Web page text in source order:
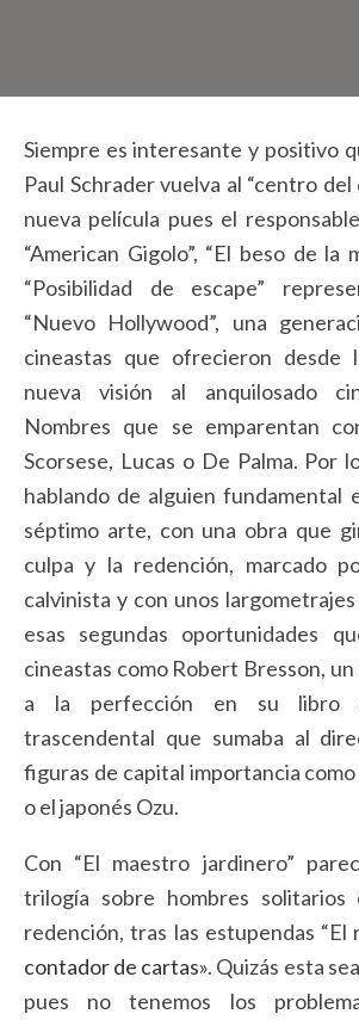
Siempre es interesante y positivo
Paul Schrader vuelva al “centro del
nueva película pues el
“American Gigolo”, “El beso de la
“Posibilidad de escape”
“Nuevo Hollywood”, una
cineastas que ofrecieron desde
nueva visión al anquilosado
Nombres que se emparentan
Scorsese, Lucas o De Palma. Por
hablando de alguien fundamental
séptimo arte, con una obra que
culpa y la redención, marcado
calvinista y con unos
esas segundas oportunidades
cineastas como Robert Bresson,
a la perfección en su libro
trascendental que sumaba al
figuras de capital importancia
o el japonés Ozu.
Con “El maestro jardinero”
trilogía sobre hombres
redención, tras las estupendas “El
contador de cartas». Quizás esta
pues no tenemos los